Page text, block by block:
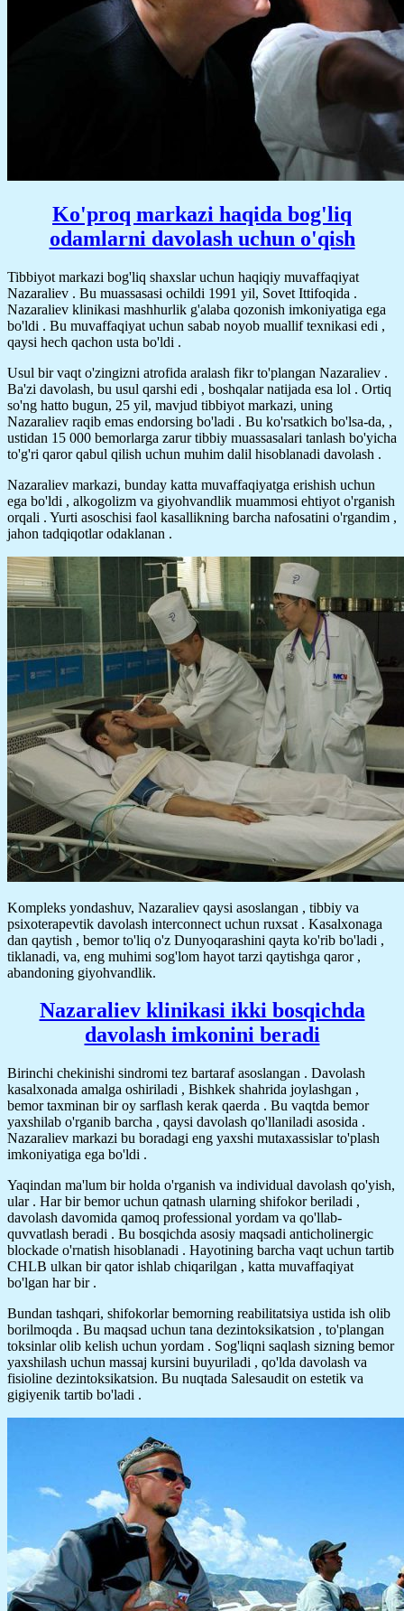
Ko'proq markazi haqida bog'liq
odamlarni davolash uchun o'qish
Tibbiyot markazi bog'liq shaxslar uchun haqiqiy muvaffaqiyat
Nazaraliev . Bu muassasasi ochildi 1991 yil, Sovet Ittifoqida .
Nazaraliev klinikasi mashhurlik g'alaba qozonish imkoniyatiga ega
bo'ldi . Bu muvaffaqiyat uchun sabab noyob muallif texnikasi edi ,
qaysi hech qachon usta bo'ldi .
Usul bir vaqt o'zingizni atrofida aralash fikr to'plangan Nazaraliev .
Ba'zi davolash, bu usul qarshi edi , boshqalar natijada esa lol . Ortiq
so'ng hatto bugun, 25 yil, mavjud tibbiyot markazi, uning
Nazaraliev raqib emas endorsing bo'ladi . Bu ko'rsatkich bo'lsa-da, ,
ustidan 15 000 bemorlarga zarur tibbiy muassasalari tanlash bo'yicha
to'g'ri qaror qabul qilish uchun muhim dalil hisoblanadi davolash .
Nazaraliev markazi, bunday katta muvaffaqiyatga erishish uchun
ega bo'ldi , alkogolizm va giyohvandlik muammosi ehtiyot o'rganish
orqali . Yurti asoschisi faol kasallikning barcha nafosatini o'rgandim ,
jahon tadqiqotlar odaklanan .
Kompleks yondashuv, Nazaraliev qaysi asoslangan , tibbiy va
psixoterapevtik davolash interconnect uchun ruxsat . Kasalxonaga
dan qaytish , bemor to'liq o'z Dunyoqarashini qayta ko'rib bo'ladi ,
tiklanadi, va, eng muhimi sog'lom hayot tarzi qaytishga qaror ,
abandoning giyohvandlik.
Nazaraliev klinikasi ikki bosqichda
davolash imkonini beradi
Birinchi chekinishi sindromi tez bartaraf asoslangan . Davolash
kasalxonada amalga oshiriladi , Bishkek shahrida joylashgan ,
bemor taxminan bir oy sarflash kerak qaerda . Bu vaqtda bemor
yaxshilab o'rganib barcha , qaysi davolash qo'llaniladi asosida .
Nazaraliev markazi bu boradagi eng yaxshi mutaxassislar to'plash
imkoniyatiga ega bo'ldi .
Yaqindan ma'lum bir holda o'rganish va individual davolash qo'yish,
ular . Har bir bemor uchun qatnash ularning shifokor beriladi ,
davolash davomida qamoq professional yordam va qo'llab-
quvvatlash beradi . Bu bosqichda asosiy maqsadi anticholinergic
blockade o'rnatish hisoblanadi . Hayotining barcha vaqt uchun tartib
CHLB ulkan bir qator ishlab chiqarilgan , katta muvaffaqiyat
bo'lgan har bir .
Bundan tashqari, shifokorlar bemorning reabilitatsiya ustida ish olib
borilmoqda . Bu maqsad uchun tana dezintoksikatsion , to'plangan
toksinlar olib kelish uchun yordam . Sog'liqni saqlash sizning bemor
yaxshilash uchun massaj kursini buyuriladi , qo'lda davolash va
fisioline dezintoksikatsion. Bu nuqtada Salesaudit on estetik va
gigiyenik tartib bo'ladi .